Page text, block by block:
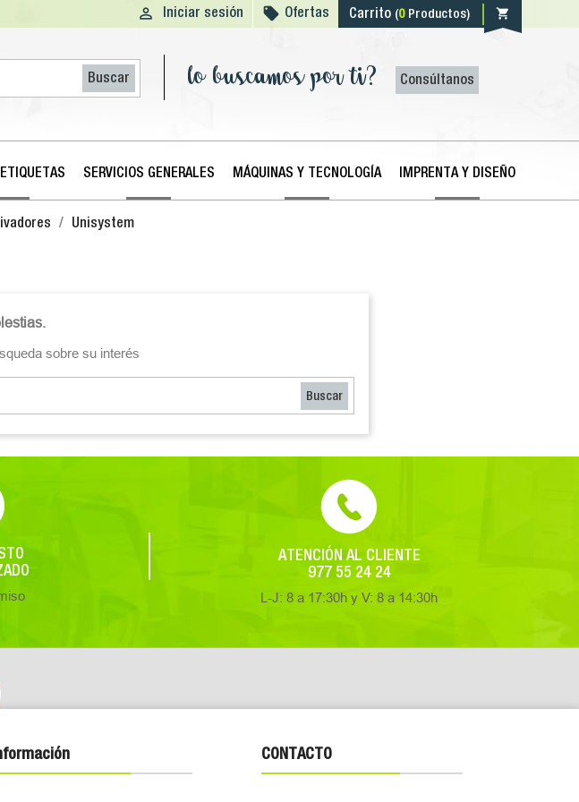
 Iniciar sesión  Ofertas Carrito (0Productos) shopping_cart
Buscar lo buscamos por ti? Consúltanos
SERVICIOS GENERALES MÁQUINAS Y TECNOLOGÍA IMPRENTA Y DISEÑO
Unisystem
sobre su interés
Buscar
ATENCIÓN AL CLIENTE
977 55 24 24
L-J: 8 a 17:30h y V: 8 a 14:30h
CONTACTO